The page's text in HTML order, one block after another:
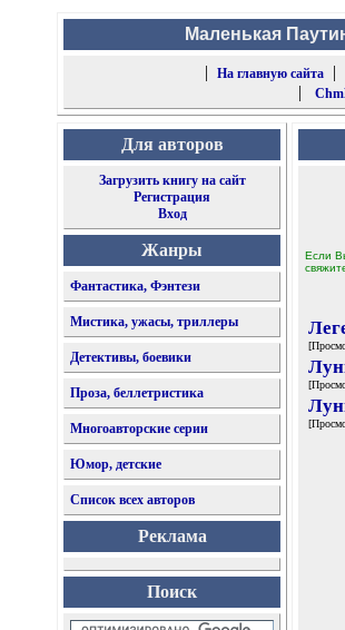
Маленькая
|
На главную сайта|
|
Для авторов
Загрузить книгу на сайт
Регистрация
Вход
Жанры
Фантастика, Фэнтези
Мистика, ужасы, триллеры
Детективы, боевики
Проза, беллетристика
Многоавторские серии
Юмор, детские
Список всех авторов
Реклама
Поиск
Если